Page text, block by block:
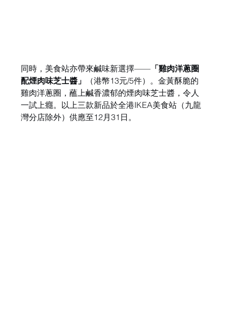
同時，美食站亦帶來鹹味新選擇——「雞肉洋蔥圈
配煙肉味芝士醬」
（港幣13元/5件）。金黃酥脆的
雞肉洋蔥圈，蘸上鹹香濃郁的煙肉味芝士醬，令人
一試上癮。以上三款新品於全港IKEA美食站（九龍
灣分店除外）供應至12月31日。